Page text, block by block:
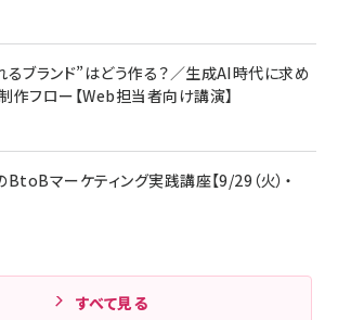
ブランド”はどう作る？／生成AI時代に求め
作フロー【Web担当者向け講演】
マーケティング実践講座【9/29（火）・
すべて見る